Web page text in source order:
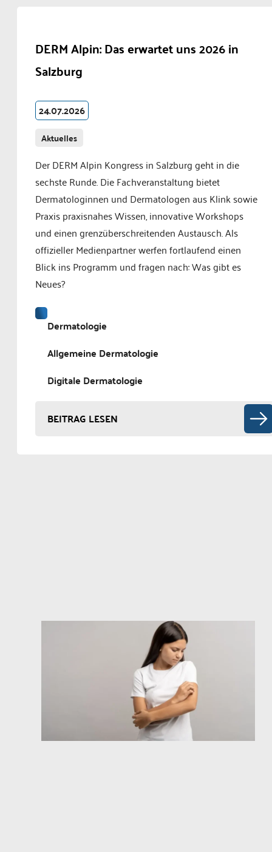
DERM Alpin: Das erwartet uns 2026 in
Salzburg
24.07.2026
Aktuelles
Der DERM Alpin Kongress in Salzburg geht in die
sechste Runde. Die Fachveranstaltung bietet
Dermatologinnen und Dermatologen aus Klink sowie
Praxis praxisnahes Wissen, innovative Workshops
und einen grenzüberschreitenden Austausch. Als
offizieller Medienpartner werfen fortlaufend einen
Blick ins Programm und fragen nach: Was gibt es
Neues?
Dermatologie
Allgemeine Dermatologie
Digitale Dermatologie
BEITRAG LESEN